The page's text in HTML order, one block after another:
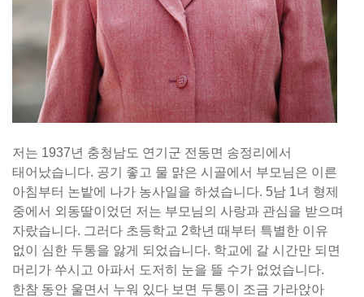
저는 1937년 충청남도 연기군 전동면 송정리에서
태어났습니다. 공기 좋고 물 맑은 시골에서 부모님은 이른
아침부터 논밭에 나가 농사일을 하셨습니다. 5남 1녀 형제
중에서 외동딸이었던 저는 부모님의 사랑과 관심을 받으며
자랐습니다. 그러다 초등학교 2학년 때부터 특별한 이유
없이 심한 두통을 앓게 되었습니다. 학교에 갈 시간만 되면
머리가 쑤시고 아파서 도저히 눈을 뜰 수가 없었습니다.
한참 동안 울면서 누워 있다 보면 두통이 조금 가라앉아